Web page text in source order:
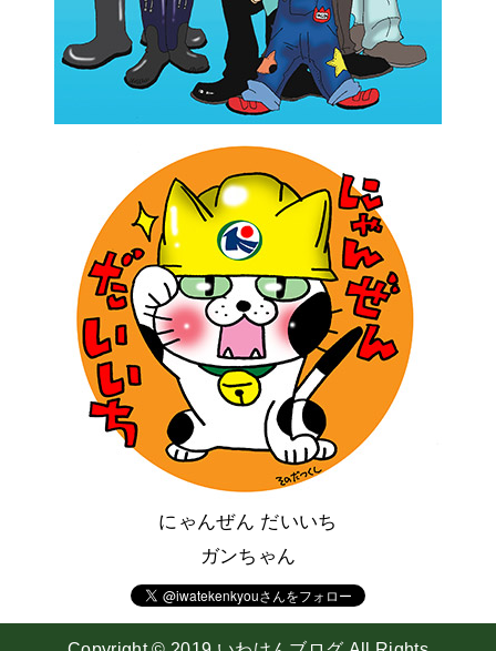
にゃんぜん だいいち
ガンちゃん